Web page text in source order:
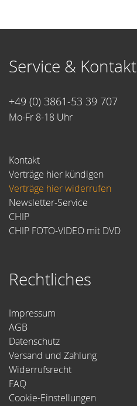
Service & Kontakt
+49 (0) 3861-53 39 707
Mo-Fr 8-18 Uhr
Kontakt
Verträge hier kündigen
Verträge hier widerrufen
Newsletter-Service
CHIP
CHIP FOTO-VIDEO mit DVD
Rechtliches
Impressum
AGB
Datenschutz
Versand und Zahlung
Widerrufsrecht
FAQ
Cookie-Einstellungen